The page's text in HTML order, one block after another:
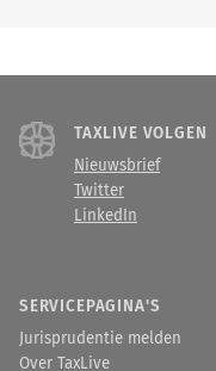
TAXLIVE VOLGEN
Nieuwsbrief
Twitter
LinkedIn
SERVICEPAGINA'S
Jurisprudentie melden
Over TaxLive